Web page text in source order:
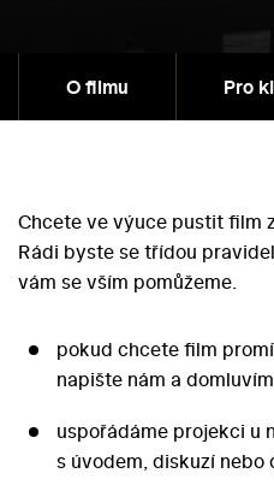
O filmu Pro
Chcete ve výuce pustit film
Rádi byste se třídou
vám se vším pomůžeme.
pokud chcete film
napište nám a
uspořádáme projekci u
s úvodem, diskuzí nebo